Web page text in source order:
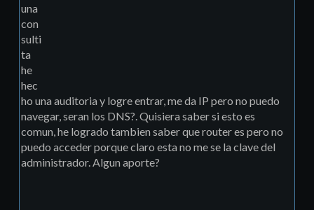
una
con
sulti
ta
he
hec
ho una auditoria y logre entrar, me da IP pero no puedo
navegar, seran los DNS?. Quisiera saber si esto es
comun, he logrado tambien saber que router es pero no
puedo acceder porque claro esta no me se la clave del
administrador. Algun aporte?